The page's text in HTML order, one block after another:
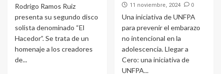
Rodrigo Ramos Ruiz
presenta su segundo disco
solista denominado “El
Hacedor”. Se trata de un
homenaje a los creadores
de...
11 noviembre, 2024 0
Una iniciativa de UNFPA
para prevenir el embarazo
no intencional en la
adolescencia. Llegar a
Cero: una iniciativa de
UNFPA...